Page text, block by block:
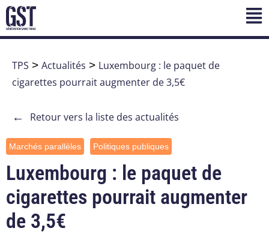
TPS > Actualités > Luxembourg : le paquet de
cigarettes pourrait augmenter de 3,5€
← Retour vers la liste des actualités
Marchés parallèles Politiques publiques
Luxembourg : le paquet de
cigarettes pourrait augmenter
de 3,5€